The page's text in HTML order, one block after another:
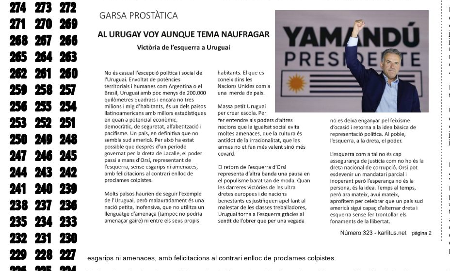
274 273 272
271 270 269
268 267 266
265 264 263
262 261 260
259 258 257
256 255 254
253 252 251
250 249 248
247 246 245
244 243 242
241 240 239
238 237 236
235 234 233
232 231 230
229 228 227
esgarips ni amenaces, amb felicitacions al contrari enlloc de proclames colpistes.